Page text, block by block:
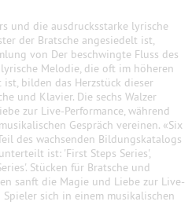
und die ausdrucksstarke lyrische
der Bratsche angesiedelt ist,
von Der beschwingte Fluss des
Melodie, die oft im höheren
bilden das Herzstück dieser
und Klavier. Die sechs Walzer
zur Live-Performance, während
Gespräch vereinen. «Six
des wachsenden Bildungskatalogs
ist: 'First Steps Series',
Stücken für Bratsche und
sanft die Magie und Liebe zur Live-
sich in einem musikalischen